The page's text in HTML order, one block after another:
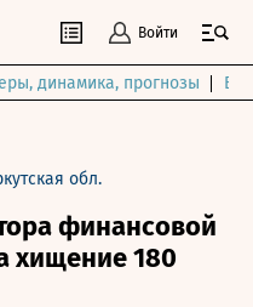
Войти
динамика, прогнозы
обл.
финансовой
хищение 180